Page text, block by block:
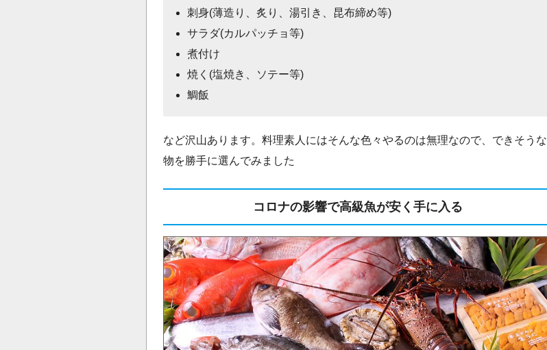
刺身(薄造り、炙り、湯引き、昆布締め等)
サラダ(カルパッチョ等)
煮付け
焼く(塩焼き、ソテー等)
鯛飯
など沢山あります。料理素人にはそんな色々やるのは無理なので、できそうな
物を勝手に選んでみました
コロナの影響で高級魚が安く手に入る